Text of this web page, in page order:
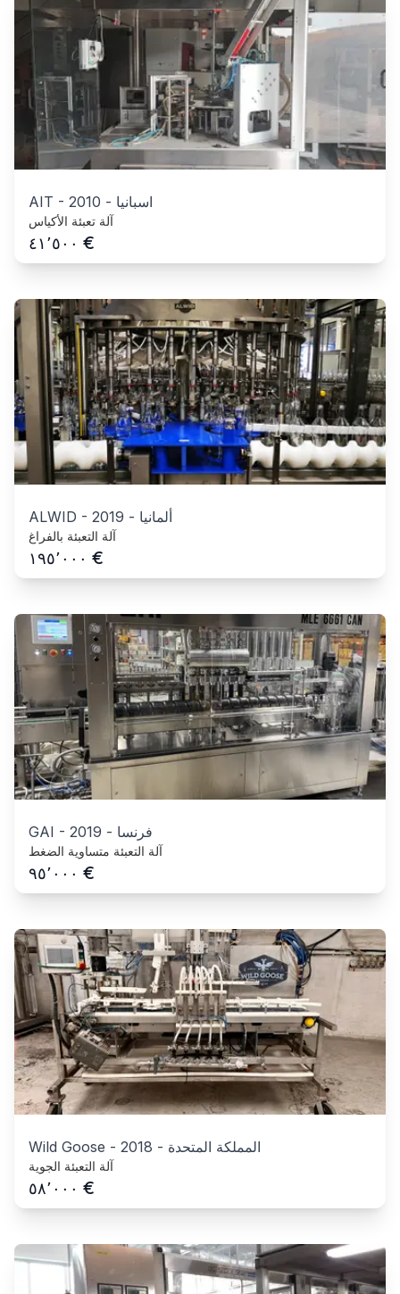
AIT - 2010 - اسبانيا
آلة تعبئة الأكياس
٤١٬٥٠٠ €
ALWID - 2019 - ألمانيا
آلة التعبئة بالفراغ
١٩٥٬٠٠٠ €
GAI - 2019 - فرنسا
آلة التعبئة متساوية الضغط
٩٥٬٠٠٠ €
Wild Goose - 2018 - المملكة المتحدة
آلة التعبئة الجوية
٥٨٬٠٠٠ €